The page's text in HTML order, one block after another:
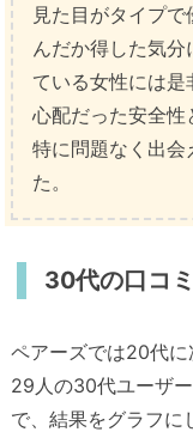
見た目がタイプ
んだか得した気
ている女性には是
心配だった安全性
特に問題なく出会
た。
30代の口コミ
ペアーズでは20代に
29人の30代ユーザ
で、結果をグラフに